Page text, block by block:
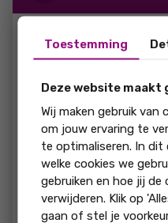
9
Service en
soort review:
Een funda
beoordeling:
Goede makelaar en
en de communicatie was
positief ervaren
Toestemming
Deze website maakt
Wij maken gebruik van
om jouw ervaring te
te optimaliseren. In dit
welke cookies we
gebruiken en hoe jij
verwijderen. Klik op
gaan of stel je